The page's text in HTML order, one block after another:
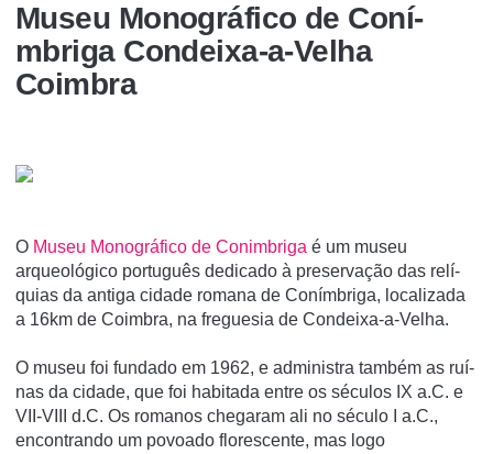
Museu Monográfico de Coní­
mbriga Condeixa-a-Velha
Coimbra
O Museu Monográfico de Conimbriga é um museu
arqueológico português dedicado à preservação das relí­
quias da antiga cidade romana de Coní­mbriga, localizada
a 16km de Coimbra, na freguesia de Condeixa-a-Velha.
O museu foi fundado em 1962, e administra também as ruí­
nas da cidade, que foi habitada entre os séculos IX a.C. e
VII-VIII d.C. Os romanos chegaram ali no século I a.C.,
encontrando um povoado florescente, mas logo